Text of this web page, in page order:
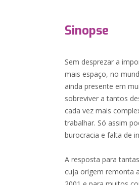
Sinopse
Sem desprezar a
mais espaço, no
ainda presente em
sobreviver a tantos
cada vez mais
trabalhar. Só assim
burocracia e falta de
A resposta para
cuja origem remonta